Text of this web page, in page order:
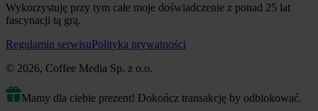
Wykorzystuję przy tym całe moje doświadczenie z ponad 25 lat
fascynacji tą grą.
Regulamin serwisuPolityka prywatności
© 2026, Coffee Media Sp. z o.o.
Mamy dla ciebie prezent! Dokończ transakcję by odblokować.